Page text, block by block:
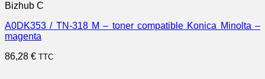
Bizhub C
A0DK353 / TN-318 M – toner compatible Konica Minolta –
magenta
86,28 € TTC